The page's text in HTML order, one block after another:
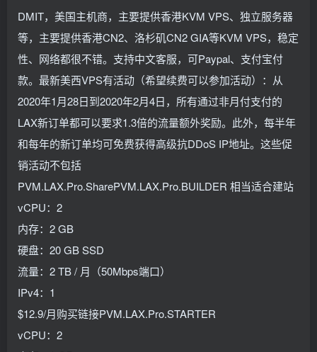
DMIT，美国主机商，主要提供香港KVM VPS、独立服务器
等，主要提供香港CN2、洛杉矶CN2 GIA等KVM VPS，稳定
性、网络都很不错。支持中文客服，可Paypal、支付宝付
款。最新美西VPS有活动（希望续费可以参加活动）：从
2020年1月28日到2020年2月4日，所有通过非月付支付的
LAX新订单都可以要求1.3倍的流量额外奖励。此外，每半年
和每年的新订单均可免费获得高级抗DDoS IP地址。这些促
销活动不包括
PVM.LAX.Pro.SharePVM.LAX.Pro.BUILDER 相当适合建站
vCPU：2
内存：2 GB
硬盘：20 GB SSD
流量：2 TB / 月（50Mbps端口）
IPv4：1
$12.9/月购买链接PVM.LAX.Pro.STARTER
vCPU：2